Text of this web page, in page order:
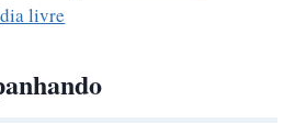
livre